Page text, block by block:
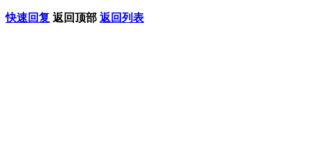
快速回复 返回顶部 返回列表